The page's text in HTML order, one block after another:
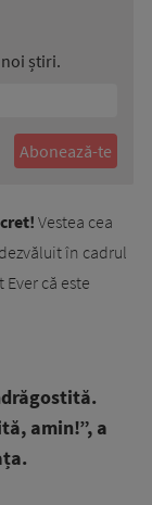
știri.
Vestea cea
în cadrul
că este
amin!”, a